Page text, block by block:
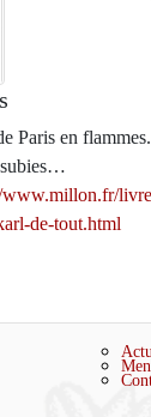
Paris en
subies…
www.millon.fr/
de-tout.html